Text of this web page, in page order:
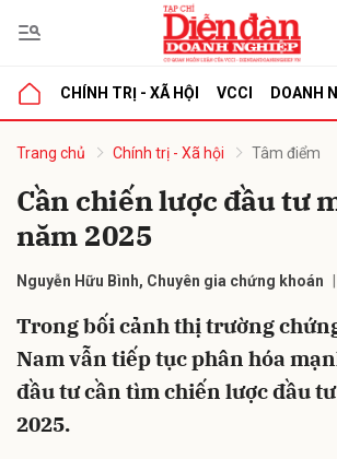
CHÍNH TRỊ - XÃ HỘI VCCI DOANH
Trang chủ Chính trị - Xã hội Tâm điểm
Cần chiến lược đầu tư
năm 2025
Nguyễn Hữu Bình, Chuyên gia chứng khoán
Trong bối cảnh thị trường
Nam vẫn tiếp tục phân hóa
đầu tư cần tìm chiến lược đầu
2025.
luận